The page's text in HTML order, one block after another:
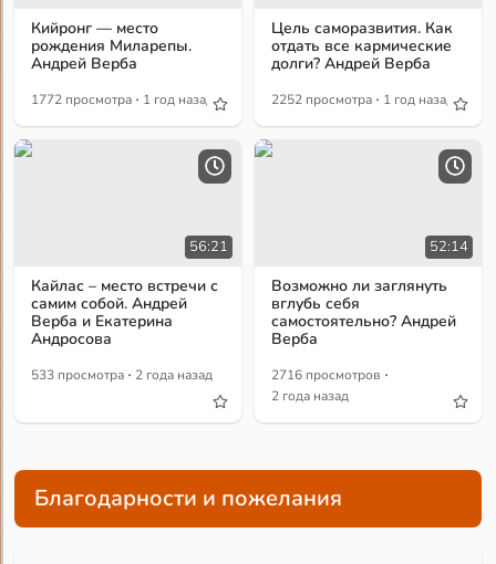
Кийронг — место
рождения Миларепы.
Андрей Верба
1772 просмотра · 1 год назад
Цель саморазвития. Как
отдать все кармические
долги? Андрей Верба
2252 просмотра · 1 год назад
56:21
Кайлас – место встречи с
самим собой. Андрей
Верба и Екатерина
Андросова
533 просмотра · 2 года назад
52:14
Возможно ли заглянуть
вглубь себя
самостоятельно? Андрей
Верба
2716 просмотров ·
2 года назад
Благодарности и пожелания